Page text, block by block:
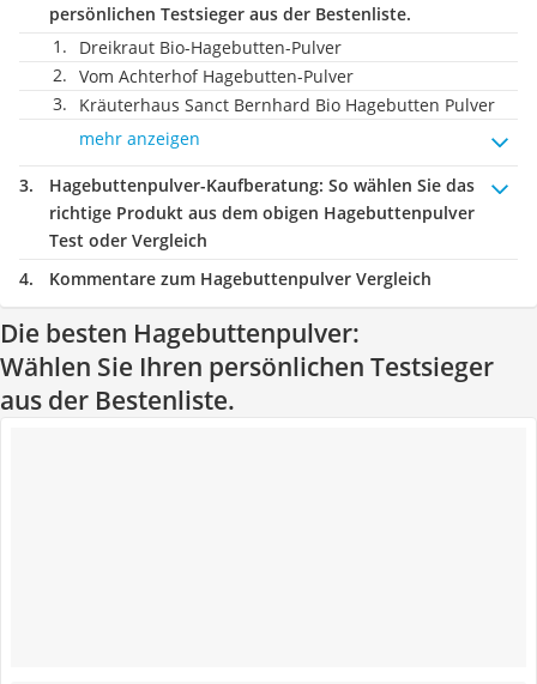
persönlichen Testsieger aus der Bestenliste.
Dreikraut Bio-Hagebutten-Pulver
Vom Achterhof Hagebutten-Pulver
Kräuterhaus Sanct Bernhard Bio Hagebutten Pulver
mehr anzeigen
Hagebuttenpulver-Kaufberatung: So wählen Sie das
richtige Produkt aus dem obigen Hagebuttenpulver
Test oder Vergleich
Kommentare zum Hagebuttenpulver Vergleich
Die besten Hagebuttenpulver:
Wählen Sie Ihren persönlichen Testsieger
aus der Bestenliste.